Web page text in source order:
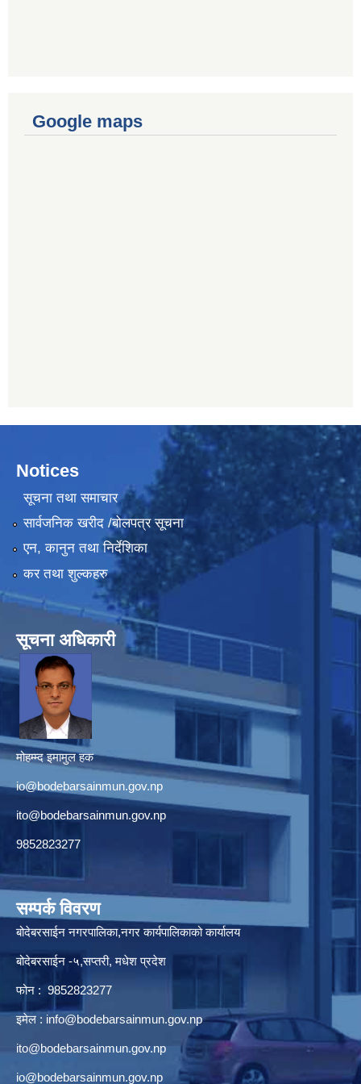
Google maps
Notices
सूचना तथा समाचार
सार्वजनिक खरीद /बोलपत्र सूचना
एन, कानुन तथा निर्देशिका
कर तथा शुल्कहरु
सूचना अधिकारी
मोहम्म्द इमामुल हक
io@bodebarsainmun.gov.np
ito@bodebarsainmun.gov.np
9852823277
सम्पर्क विवरण
बोदेबरसाईन नगरपालिका,नगर कार्यपालिकाको कार्यालय
बोदेबरसाईन -५,सप्तरी, मधेश प्रदेश
फोन : 9852823277
इमेल : info@bodebarsainmun.gov.np
ito@bodebarsainmun.gov.np
io@bodebarsainmun.gov.np